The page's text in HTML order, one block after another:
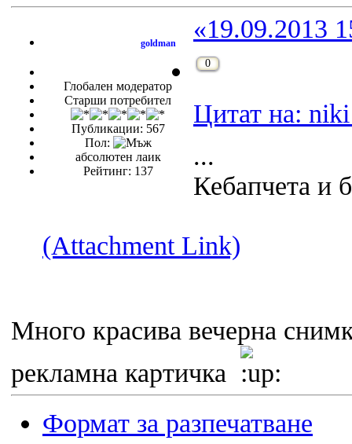
goldman
Глобален модератор
Старши потребител
Публикации: 567
Пол:
абсолютен лаик
Рейтинг: 137
«19.09.2013
0
Цитат на:
...
Кебапчета и
(Attachment Link)
Много красива вечерна
рекламна картичка
Формат за разпечатване